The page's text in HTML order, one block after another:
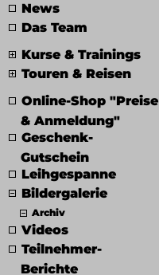
News
Das Team
Kurse & Trainings
Touren & Reisen
Online-Shop "Preise
& Anmeldung"
Geschenk-
Gutschein
Leihgespanne
Bildergalerie
Archiv
Videos
Teilnehmer-
Berichte